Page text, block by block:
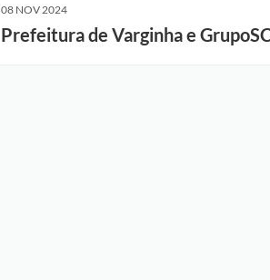
08 NOV 2024
Prefeitura de Varginha e